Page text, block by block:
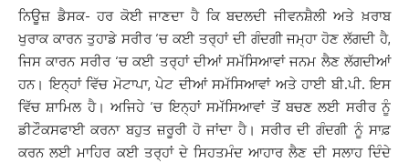
ਨਿਊਜ਼ ਡੈਸਕ- ਹਰ ਕੋਈ ਜਾਣਦਾ ਹੈ ਕਿ ਬਦਲਦੀ ਜੀਵਨਸ਼ੈਲੀ ਅਤੇ ਖ਼ਰਾਬ
ਖੁਰਾਕ ਕਾਰਨ ਤੁਹਾਡੇ ਸਰੀਰ ‘ਚ ਕਈ ਤਰ੍ਹਾਂ ਦੀ ਗੰਦਗੀ ਜਮ੍ਹਾ ਹੋਣ ਲੱਗਦੀ ਹੈ,
ਜਿਸ ਕਾਰਨ ਸਰੀਰ ‘ਚ ਕਈ ਤਰ੍ਹਾਂ ਦੀਆਂ ਸਮੱਸਿਆਵਾਂ ਜਨਮ ਲੈਣ ਲੱਗਦੀਆਂ
ਹਨ। ਇਨ੍ਹਾਂ ਵਿੱਚ ਮੋਟਾਪਾ, ਪੇਟ ਦੀਆਂ ਸਮੱਸਿਆਵਾਂ ਅਤੇ ਹਾਈ ਬੀ.ਪੀ. ਇਸ
ਵਿੱਚ ਸ਼ਾਮਿਲ ਹੈ। ਅਜਿਹੇ ‘ਚ ਇਨ੍ਹਾਂ ਸਮੱਸਿਆਵਾਂ ਤੋਂ ਬਚਣ ਲਈ ਸਰੀਰ ਨੂੰ
ਡੀਟੌਕਸਫਾਈ ਕਰਨਾ ਬਹੁਤ ਜ਼ਰੂਰੀ ਹੋ ਜਾਂਦਾ ਹੈ। ਸਰੀਰ ਦੀ ਗੰਦਗੀ ਨੂੰ ਸਾਫ਼
ਕਰਨ ਲਈ ਮਾਹਿਰ ਕਈ ਤਰ੍ਹਾਂ ਦੇ ਸਿਹਤਮੰਦ ਆਹਾਰ ਲੈਣ ਦੀ ਸਲਾਹ ਦਿੰਦੇ